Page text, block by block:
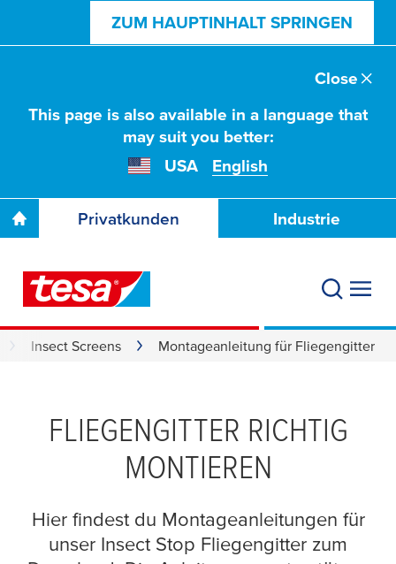
ZUM HAUPTINHALT SPRINGEN
This page is also available in a language that
may suit you better:
USA
English
Close
Privatkunden Industrie
Insect Screens Montageanleitung für Fliegengitter
FLIEGENGITTER RICHTIG
MONTIEREN
Hier findest du Montageanleitungen für
unser Insect Stop Fliegengitter zum